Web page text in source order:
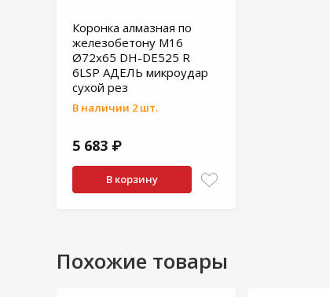
Коронка алмазная по
железобетону M16
Ø72x65 DH-DE525 R
6LSP АДЕЛЬ микроудар
сухой рез
В наличии 2 шт.
5 683 ₽
В корзину
Похожие товары